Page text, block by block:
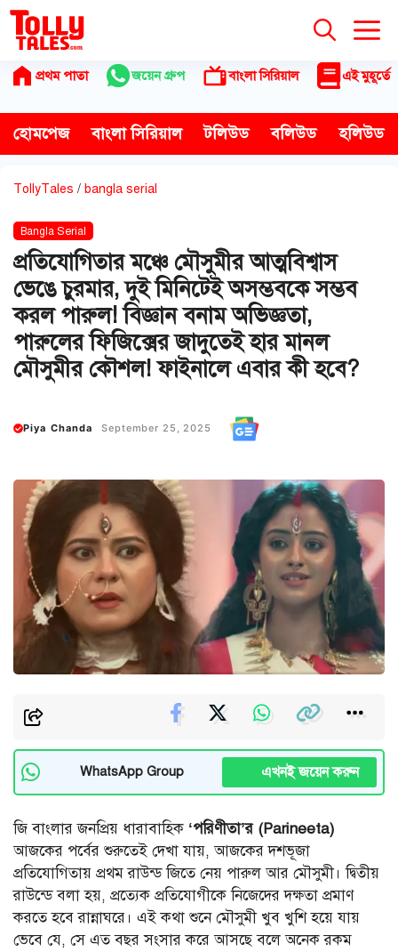
Skip
content
প্রথম পাতা জয়েন গ্রুপ বাংলা সিরিয়াল এই মুহূর্তে
হোমপেজ বাংলা সিরিয়াল টলিউড বলিউড হলিউড
TollyTales / bangla serial
Bangla Serial
প্রতিযোগিতার মঞ্চে মৌসুমীর আত্মবিশ্বাস
ভেঙে চুরমার, দুই মিনিটেই অসম্ভবকে সম্ভব
করল পারুল! বিজ্ঞান বনাম অভিজ্ঞতা,
পারুলের ফিজিক্সের জাদুতেই হার মানল
মৌসুমীর কৌশল! ফাইনালে এবার কী হবে?
Piya Chanda September 25, 2025
WhatsApp Group এখনই জয়েন করুন
জি বাংলার জনপ্রিয় ধারাবাহিক ‘পরিণীতা’র (Parineeta)
আজকের পর্বের শুরুতেই দেখা যায়, আজকের দশভূজা
প্রতিযোগিতায় প্রথম রাউন্ড জিতে নেয় পারুল আর মৌসুমী। দ্বিতীয়
রাউন্ডে বলা হয়, প্রত্যেক প্রতিযোগীকে নিজেদের দক্ষতা প্রমাণ
করতে হবে রান্নাঘরে। এই কথা শুনে মৌসুমী খুব খুশি হয়ে যায়
ভেবে যে, সে এত বছর সংসার করে আসছে বলে অনেক রকম